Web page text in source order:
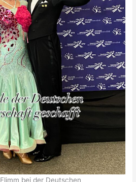
bei der Deutschen